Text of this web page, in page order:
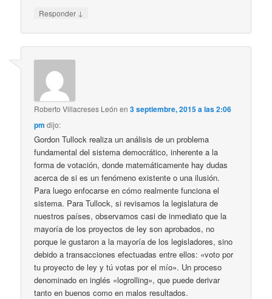
Responder ↓
Roberto Villacreses León en3 septiembre, 2015 a las 2:06
pm dijo:
Gordon Tullock realiza un análisis de un problema
fundamental del sistema democrático, inherente a la
forma de votación, donde matemáticamente hay dudas
acerca de si es un fenómeno existente o una ilusión.
Para luego enfocarse en cómo realmente funciona el
sistema. Para Tullock, si revisamos la legislatura de
nuestros países, observamos casi de inmediato que la
mayoría de los proyectos de ley son aprobados, no
porque le gustaron a la mayoría de los legisladores, sino
debido a transacciones efectuadas entre ellos: «voto por
tu proyecto de ley y tú votas por el mío». Un proceso
denominado en inglés «logrolling», que puede derivar
tanto en buenos como en malos resultados.